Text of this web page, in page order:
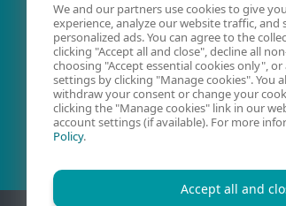
Lietotāja
rokasgrāmatas
We and our partners use cookies to give
experience, analyze our website traffic, and
personalized ads. You can agree to the
clicking "Accept all and close", decline all
choosing "Accept essential cookies only",
settings by clicking "Manage cookies". You
withdraw your consent or change your
clicking the "Manage cookies" link in our
account settings (if available). For more
Policy.
Accept all and